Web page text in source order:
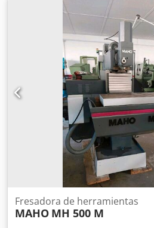
min/-1 Potencia motriz - husillo
engranaje 3 Portaherramientas
mesa 127 - 567 mm Diámetro del
delantero 55 mm Carrera vertical
Sujeción de la herramienta 10 kN
trabajo Superficie de sujeción de
Ranuras en T 7x 63 x 14H7
de avance 1 - 5.000 mm/min
Avance rápido ( X / Y / Z ) 7 / 7 / 6
necesaria 13 kW Peso de la
Espacio necesario aprox. 4,0 x 4,0
herramientas - Universal HERMLE
Fresadora de herramientas
MAHO MH 500 M